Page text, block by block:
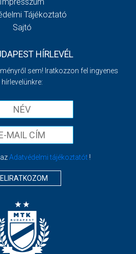
Tájékoztató
Sajtó
HÍRLEVÉL
sem! Iratkozzon fel ingyenes
hírlevelünkre:
Adatvédelmi tájékoztatót!